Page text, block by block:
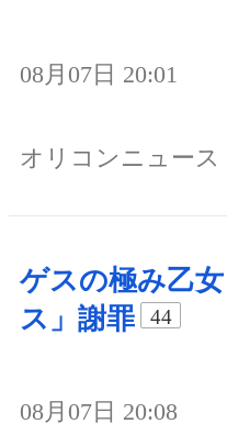
08月07日 20:01
オリコンニュース
ゲスの極み乙女
ス」謝罪
44
08月07日 20:08